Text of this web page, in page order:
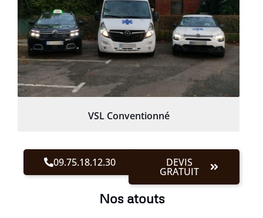
VSL Conventionné
09.75.18.12.30 DEVIS
GRATUIT
Nos atouts